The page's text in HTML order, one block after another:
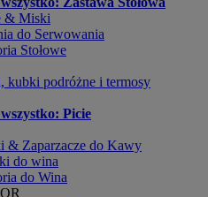
& Miski
do Serwowania
Stołowe
kubki podróżne i termosy
Picie
& Zaparzacze do Kawy
do wina
do Wina